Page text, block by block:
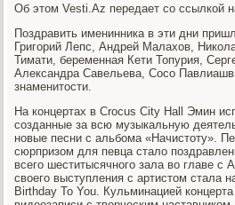
Об этом Vesti.Az передает со ссылкой
Поздравить именинника в эти дни
Григорий Лепс, Андрей Малахов,
Тимати, беременная Кети Топурия,
Александра Савельева, Сосо
знаменитости.
На концертах в Crocus City Hall Эмин
созданные за всю музыкальную
новые песни с альбома «Начистоту».
сюрпризом для певца стало
всего шеститысячного зала во главе с
своего выступления с артистом стала
Birthday To You. Кульминацией